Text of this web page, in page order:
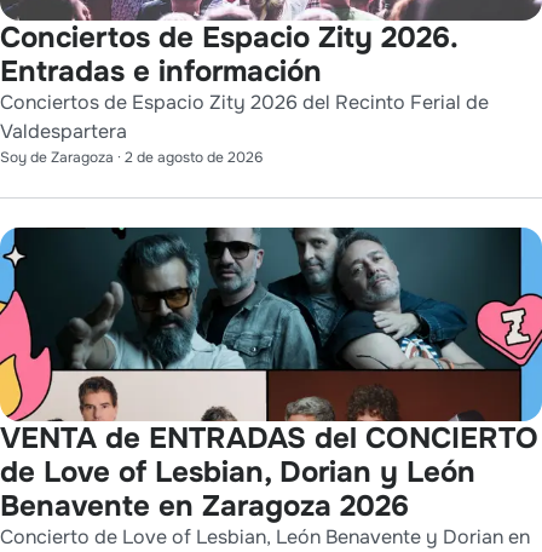
Conciertos de Espacio Zity 2026.
Entradas e información
Conciertos de Espacio Zity 2026 del Recinto Ferial de
Valdespartera
Soy de Zaragoza · 2 de agosto de 2026
VENTA de ENTRADAS del CONCIERTO
de Love of Lesbian, Dorian y León
Benavente en Zaragoza 2026
Concierto de Love of Lesbian, León Benavente y Dorian en